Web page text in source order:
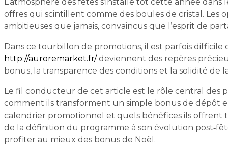
offres qui scintillent comme des boules de cristal.
ambitieuses que jamais, convaincus que l’esprit de
Dans ce tourbillon de promotions, il est parfois
http://auroremarket.fr/deviennent des repères
bonus, la transparence des conditions et la solidité de
Le fil conducteur de cet article est le rôle central des
comment ils transforment un simple bonus de dépôt
calendrier promotionnel et quels bénéfices ils offrent
de la définition du programme à son évolution
profiter au mieux des bonus de Noël.